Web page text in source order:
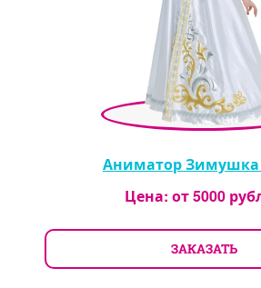
Аниматор
Цена: от5000
ЗАКАЗАТЬ